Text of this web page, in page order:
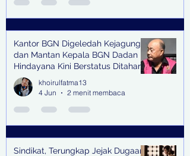
Kantor BGN Digeledah Kejagung
dan Mantan Kepala BGN Dadan
Hindayana Kini Berstatus Ditahan
khoirulfatma13
4 Jun
2 menit membaca
Sindikat, Terungkap Jejak Dugaan